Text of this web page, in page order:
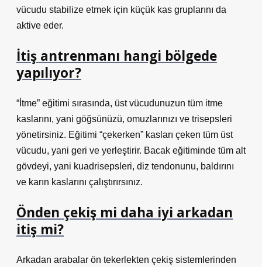
vücudu stabilize etmek için küçük kas gruplarını da
aktive eder.
İtiş antrenmanı hangi bölgede
yapılıyor?
“İtme” eğitimi sırasında, üst vücudunuzun tüm itme
kaslarını, yani göğsünüzü, omuzlarınızı ve trisepsleri
yönetirsiniz. Eğitimi “çekerken” kasları çeken tüm üst
vücudu, yani geri ve yerleştirir. Bacak eğitiminde tüm alt
gövdeyi, yani kuadrisepsleri, diz tendonunu, baldırını
ve karın kaslarını çalıştırırsınız.
Önden çekiş mi daha iyi arkadan
itiş mi?
Arkadan arabalar ön tekerlekten çekiş sistemlerinden